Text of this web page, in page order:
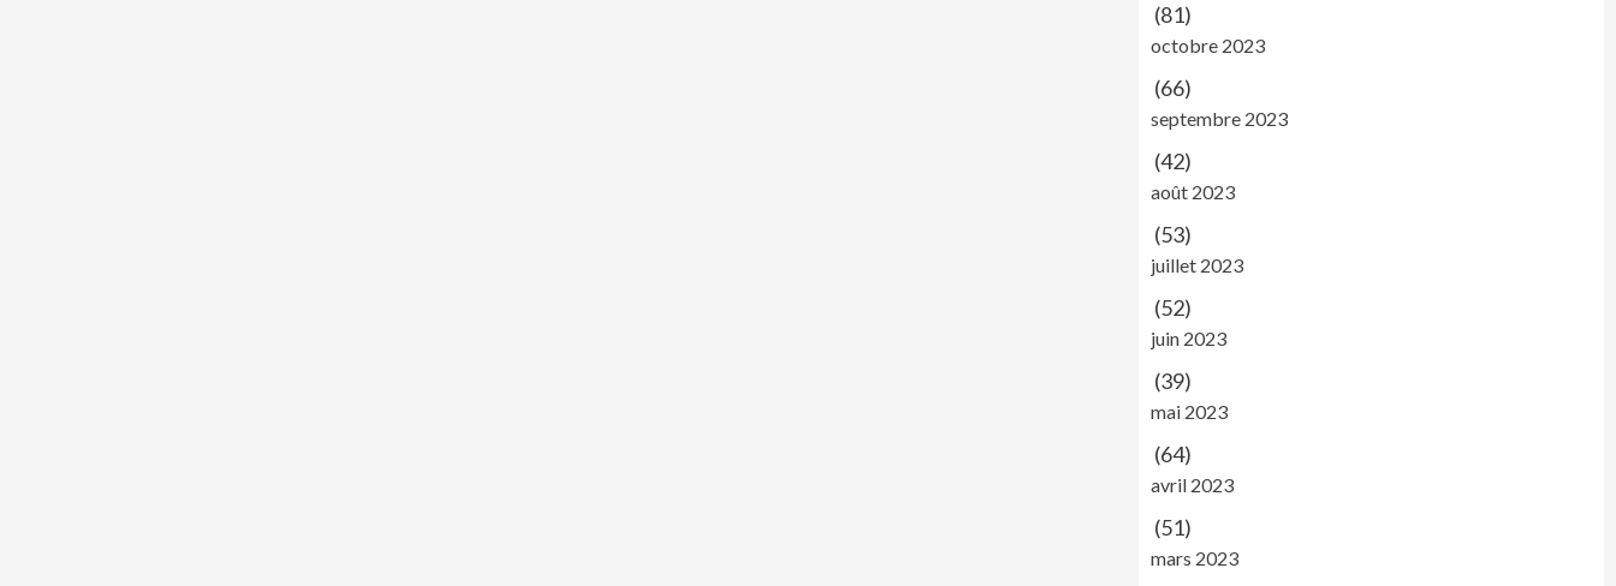
(81)
octobre 2023
(66)
septembre 2023
(42)
août 2023
(53)
juillet 2023
(52)
juin 2023
(39)
mai 2023
(64)
avril 2023
(51)
mars 2023